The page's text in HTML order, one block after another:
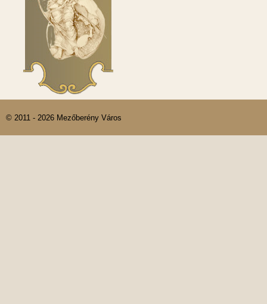
© 2011 - 2026 Mezőberény Város